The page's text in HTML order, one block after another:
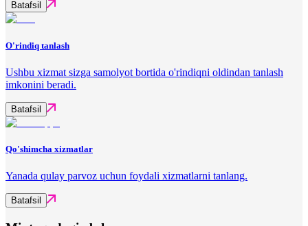
Batafsil
O'rindiq tanlash
Ushbu xizmat sizga samolyot bortida o'rindiqni oldindan tanlash
imkonini beradi.
Batafsil
Qo'shimcha xizmatlar
Yanada qulay parvoz uchun foydali xizmatlarni tanlang.
Batafsil